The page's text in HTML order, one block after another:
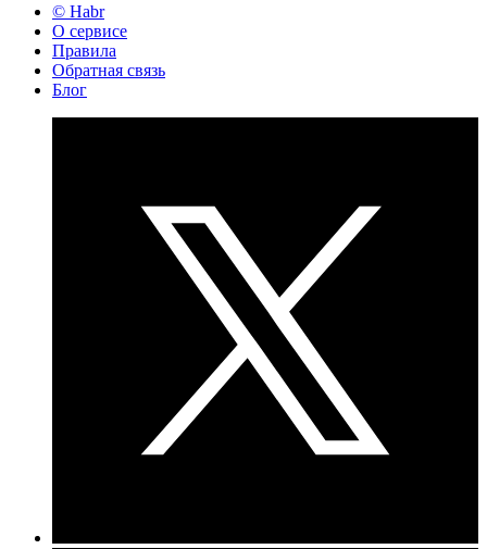
© Habr
О сервисе
Правила
Обратная связь
Блог